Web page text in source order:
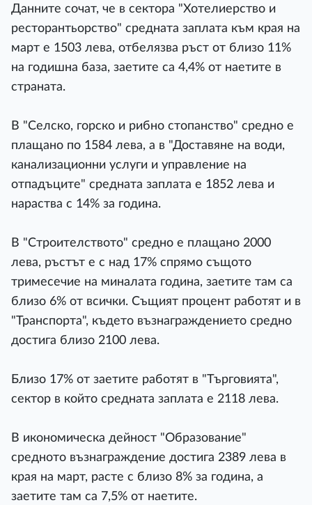
Данните сочат, че в сектора "Хотелиерство и
ресторантьорство" средната заплата към края на
март е 1503 лева, отбелязва ръст от близо 11%
на годишна база, заетите са 4,4% от наетите в
страната.
В "Селско, горско и рибно стопанство" средно е
плащано по 1584 лева, а в "Доставяне на води,
канализационни услуги и управление на
отпадъците" средната заплата е 1852 лева и
нараства с 14% за година.
В "Строителството" средно е плащано 2000
лева, ръстът е с над 17% спрямо същото
тримесечие на миналата година, заетите там са
близо 6% от всички. Същият процент работят и в
"Транспорта", където възнаграждението средно
достига близо 2100 лева.
Близо 17% от заетите работят в "Търговията",
сектор в който средната заплата е 2118 лева.
В икономическа дейност "Образование"
средното възнаграждение достига 2389 лева в
края на март, расте с близо 8% за година, а
заетите там са 7,5% от наетите.